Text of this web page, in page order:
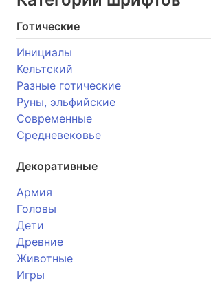
Готические
Инициалы
Кельтский
Разные готические
Руны, эльфийские
Современные
Средневековье
Декоративные
Армия
Головы
Дети
Древние
Животные
Игры